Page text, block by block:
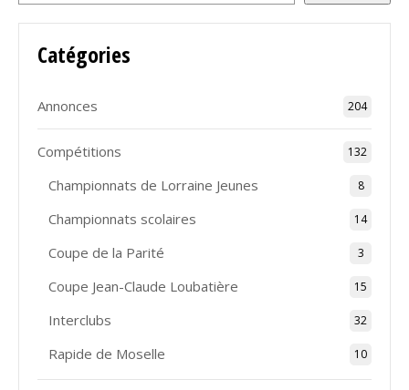
Catégories
Annonces 204
Compétitions 132
Championnats de Lorraine Jeunes 8
Championnats scolaires 14
Coupe de la Parité 3
Coupe Jean-Claude Loubatière 15
Interclubs 32
Rapide de Moselle 10